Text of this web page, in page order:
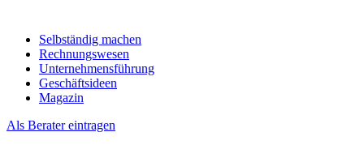
Selbständig machen
Rechnungswesen
Unternehmensführung
Geschäftsideen
Magazin
Als Berater eintragen